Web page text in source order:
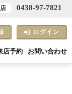
ログイン
店予約 お問い合わせ
0438-97-7821